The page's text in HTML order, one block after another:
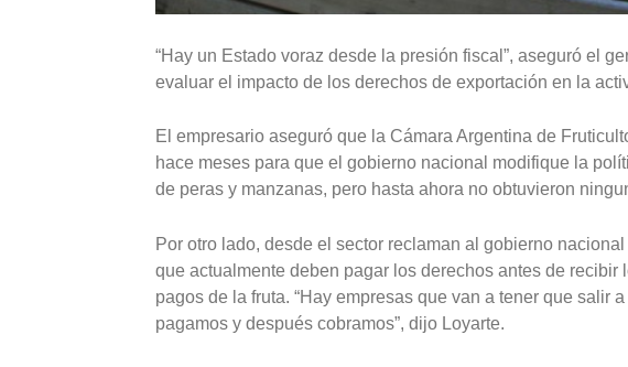
“Hay un Estado voraz desde la presión fiscal”, aseguró el
evaluar el impacto de los derechos de exportación en la
El empresario aseguró que la Cámara Argentina de
hace meses para que el gobierno nacional modifique la
de peras y manzanas, pero hasta ahora no obtuvieron
Por otro lado, desde el sector reclaman al gobierno
que actualmente deben pagar los derechos antes de recibir
pagos de la fruta. “Hay empresas que van a tener que salir
pagamos y después cobramos”, dijo Loyarte.